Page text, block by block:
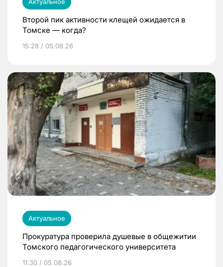
Актуальное
Второй пик активности клещей ожидается в
Томске — когда?
15:28 / 05.08.26
Актуальное
Прокуратура проверила душевые в общежитии
Томского педагогического университета
11:30 / 05.08.26